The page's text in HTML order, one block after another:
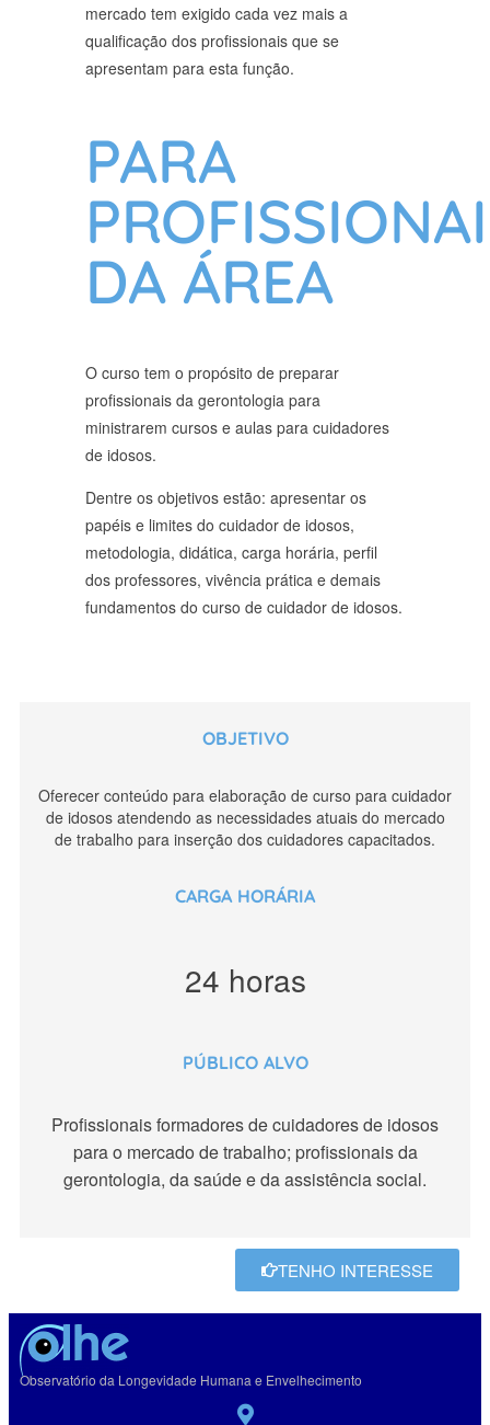
mercado tem exigido cada vez mais a
qualificação dos profissionais que se
apresentam para esta função.
PARA
DA ÁREA
O curso tem o propósito de preparar
profissionais da gerontologia para
ministrarem cursos e aulas para cuidadores
de idosos.
Dentre os objetivos estão: apresentar os
papéis e limites do cuidador de idosos,
metodologia, didática, carga horária, perfil
dos professores, vivência prática e demais
fundamentos do curso de cuidador de idosos.
OBJETIVO
Oferecer conteúdo para elaboração de curso para cuidador
de idosos atendendo as necessidades atuais do mercado
de trabalho para inserção dos cuidadores capacitados.
CARGA HORÁRIA
24 horas
PÚBLICO ALVO
Profissionais formadores de cuidadores de idosos
para o mercado de trabalho; profissionais da
gerontologia, da saúde e da assistência social.
TENHO INTERESSE
Observatório da Longevidade Humana e Envelhecimento